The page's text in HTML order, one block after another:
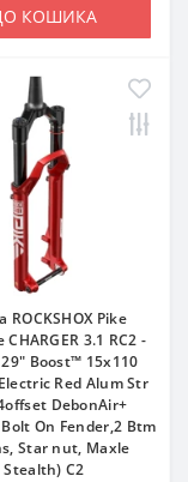
КОШИКА
ROCKSHOX Pike
3.1 RC2 -
Boost™ 15x110
Red Alum Str
DebonAir+
On Fender,2 Btm
Star nut, Maxle
Stealth) C2